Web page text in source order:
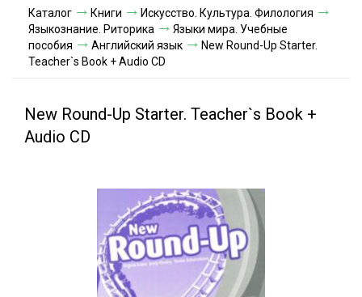
Условия доставки
Условия оплаты
Акции и скидки
Каталог Книги
Искусство. Культура. Филология
Языкознание. Риторика
Языки мира. Учебные
пособия
Английский язык
New Round-Up Starter.
Teacher`s Book + Audio CD
New Round-Up Starter. Teacher`s Book +
Audio CD